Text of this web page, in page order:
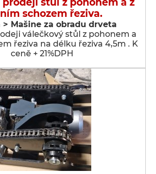
schozem řeziva.
> Мašine za obradu drveta
válečkový stůl z pohonem a
řeziva na délku řeziva 4,5m . K
ceně + 21%DPH